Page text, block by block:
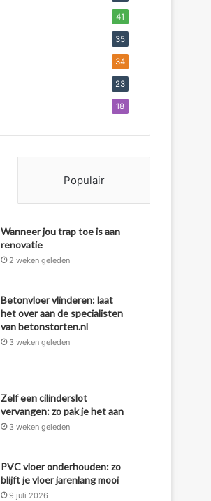
41
35
34
23
18
Populair
Wanneer jou trap toe is aan
renovatie
2 weken geleden
Betonvloer vlinderen: laat
het over aan de specialisten
van betonstorten.nl
3 weken geleden
Zelf een cilinderslot
vervangen: zo pak je het aan
3 weken geleden
PVC vloer onderhouden: zo
blijft je vloer jarenlang mooi
9 juli 2026